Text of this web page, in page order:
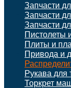
Запчасти
Запчасти
Запчасти
Пистолеты
Плиты и
Привода и
Рукава для
Торкрет